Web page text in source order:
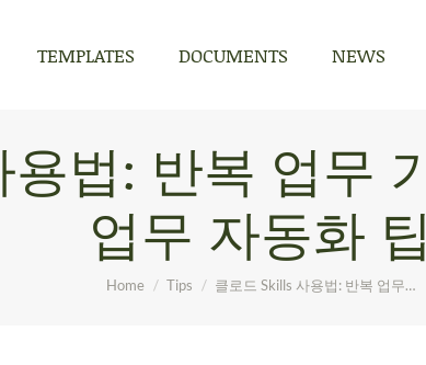
TEMPLATES DOCUMENTS NEWS
용법: 반복 업무
업무 자동화 팁
You are here:
Home Tips 클로드 Skills 사용법: 반복 업무…